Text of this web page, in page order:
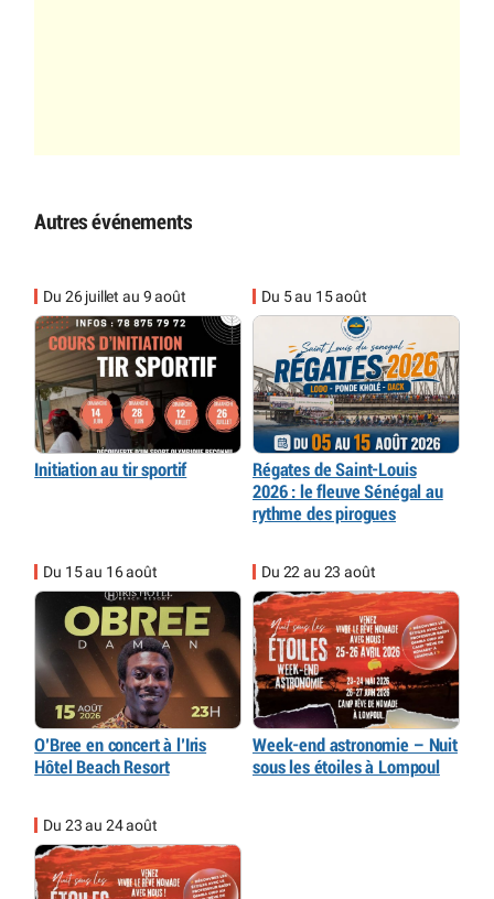
Autres événements
Du 26 juillet au 9 août
Initiation au tir sportif
Du 5 au 15 août
Régates de Saint-Louis
2026 : le fleuve Sénégal au
rythme des pirogues
Du 15 au 16 août
O’Bree en concert à l’Iris
Hôtel Beach Resort
Du 22 au 23 août
Week-end astronomie – Nuit
sous les étoiles à Lompoul
Du 23 au 24 août